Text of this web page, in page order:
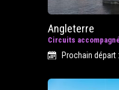
Angleterre
Circuits
Prochain départ